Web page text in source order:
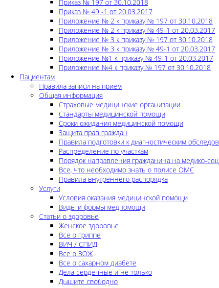
Приказ № 197 от 30.10.2018
Приказ № 49 -1 от 20.03.2017
Приложение № 2 к приказу № 197 от 30.10.2018
Приложение № 2 к приказу № 49-1 от 20.03.2017
Приложение № 3 к приказу № 197 от 30.10.2018
Приложение № 3 к приказу № 49-1 от 20.03.2017
Приложение №1 к приказу № 49-1 от 20.03.2017
Приложение №4 к приказу № 197 от 30.10.2018
Пациентам
Правила записи на прием
Общая информация
Страховые медицинские организации
Стандарты медицинской помощи
Сроки ожидания медицинской помощи
Защита прав граждан
Правила подготовки к диагностическим
Распределение по участкам
Порядок направления гражданина на медико-
Все, что необходимо знать о полисе ОМС
Правила внутреннего распорядка
Услуги
Условия оказания медицинской помощи
Виды и формы медпомощи
Статьи о здоровье
Женское здоровье
Все о гриппе
ВИЧ / СПИД
Все о ЗОЖ
Все о сахарном диабете
Дела сердечные и не только
Дышите свободно